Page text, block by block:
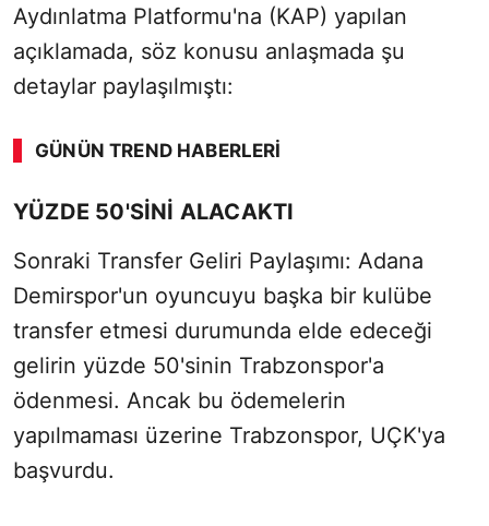
Aydınlatma Platformu'na (KAP) yapılan
açıklamada, söz konusu anlaşmada şu
detaylar paylaşılmıştı:
GÜNÜN TREND HABERLERI
YÜZDE 50'SİNİ ALACAKTI
Sonraki Transfer Geliri Paylaşımı: Adana
Demirspor'un oyuncuyu başka bir kulübe
transfer etmesi durumunda elde edeceği
gelirin yüzde 50'sinin Trabzonspor'a
ödenmesi. Ancak bu ödemelerin
yapılmaması üzerine Trabzonspor, UÇK'ya
başvurdu.